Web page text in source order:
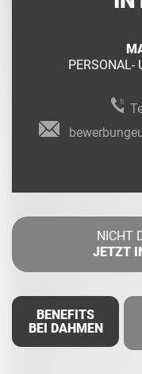
PERSONAL-
NICHT
JETZT
BENEFITS
BEI DAHMEN